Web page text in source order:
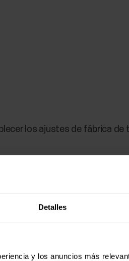
Detalles
y los anuncios más
los ajustes de fábrica